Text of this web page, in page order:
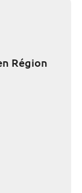
Région